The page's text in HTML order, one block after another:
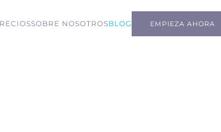
SOBRE NOSOTROSBLOG EMPIEZA AHORA